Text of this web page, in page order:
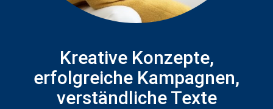
Kreative Konzepte,
erfolgreiche Kampagnen,
verständliche Texte